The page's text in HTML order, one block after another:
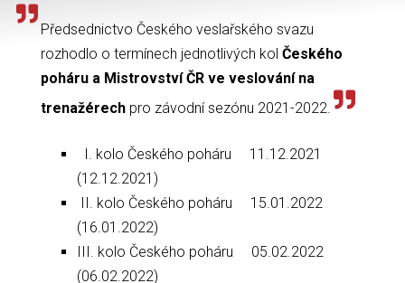
Předsednictvo Českého veslařského svazu
rozhodlo o termínech jednotlivých kol Českého
poháru a Mistrovství ČR ve veslování na
trenažérech pro závodní sezónu 2021-2022.
I. kolo Českého poháru 11.12.2021
(12.12.2021)
II. kolo Českého poháru 15.01.2022
(16.01.2022)
III. kolo Českého poháru 05.02.2022
(06.02.2022)